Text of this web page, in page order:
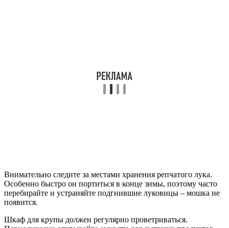
Внимательно следите за местами хранения репчатого лука.
Особенно быстро он портиться в конце зимы, поэтому часто
перебирайте и устраняйте подгнившие луковицы – мошка не
появится.
Шкаф для крупы должен регулярно проветриваться.